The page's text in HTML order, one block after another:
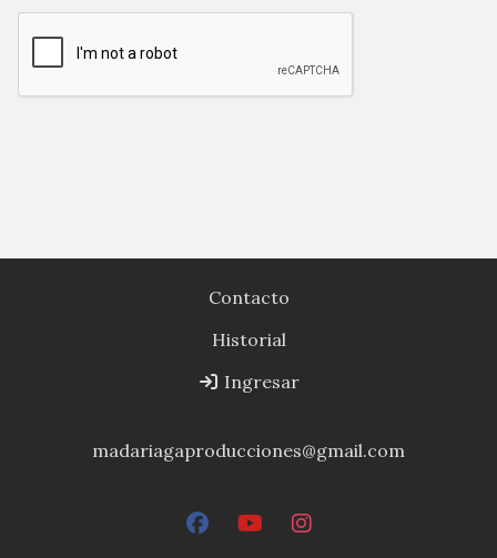
Contacto
Historial
Ingresar
madariagaproducciones@gmail.com